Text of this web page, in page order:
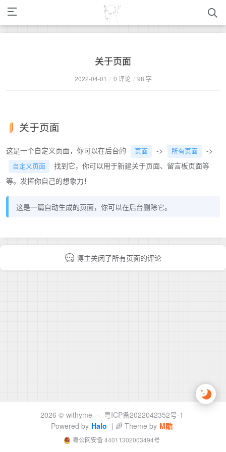
关于页面
2022-04-01 / 0 评论 / 98 字
关于页面
这是一个自定义页面，你可以在后台的 页面 -> 所有页面 ->
自定义页面
找到它，你可以用于新建关于页面、留言板页面等
等。发挥你自己的想象力！
这是一篇自动生成的页面，你可以在后台删除它。
博主关闭了所有页面的评论
2026 © withyme - 粤ICP备2022042352号-1
Powered by Halo | 🌈 Theme by M酷
粤公网安备 44011302003494号